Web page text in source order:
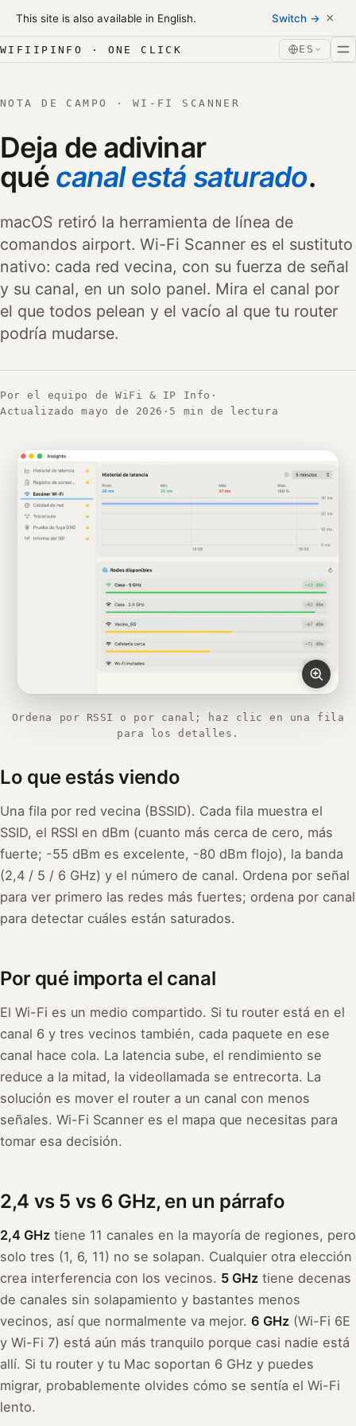
This site is also available in English. Switch → ×
Saltar al contenido
WIFIIPINFO · ONE CLICK ES
NOTA DE CAMPO · WI-FI SCANNER
Deja de adivinar
qué canal está saturado.
macOS retiró la herramienta de línea de
comandos airport. Wi-Fi Scanner es el sustituto
nativo: cada red vecina, con su fuerza de señal
y su canal, en un solo panel. Mira el canal por
el que todos pelean y el vacío al que tu router
podría mudarse.
Por el equipo de WiFi & IP Info ·
Actualizado mayo de 2026 · 5 min de lectura
Ordena por RSSI o por canal; haz clic en una fila
para los detalles.
Lo que estás viendo
Una fila por red vecina (BSSID). Cada fila muestra el
SSID, el RSSI en dBm (cuanto más cerca de cero, más
fuerte; -55 dBm es excelente, -80 dBm flojo), la banda
(2,4 / 5 / 6 GHz) y el número de canal. Ordena por señal
para ver primero las redes más fuertes; ordena por canal
para detectar cuáles están saturados.
Por qué importa el canal
El Wi-Fi es un medio compartido. Si tu router está en el
canal 6 y tres vecinos también, cada paquete en ese
canal hace cola. La latencia sube, el rendimiento se
reduce a la mitad, la videollamada se entrecorta. La
solución es mover el router a un canal con menos
señales. Wi-Fi Scanner es el mapa que necesitas para
tomar esa decisión.
2,4 vs 5 vs 6 GHz, en un párrafo
2,4 GHz tiene 11 canales en la mayoría de regiones, pero
solo tres (1, 6, 11) no se solapan. Cualquier otra elección
crea interferencia con los vecinos. 5 GHz tiene decenas
de canales sin solapamiento y bastantes menos
vecinos, así que normalmente va mejor. 6 GHz (Wi-Fi 6E
y Wi-Fi 7) está aún más tranquilo porque casi nadie está
allí. Si tu router y tu Mac soportan 6 GHz y puedes
migrar, probablemente olvides cómo se sentía el Wi-Fi
lento.